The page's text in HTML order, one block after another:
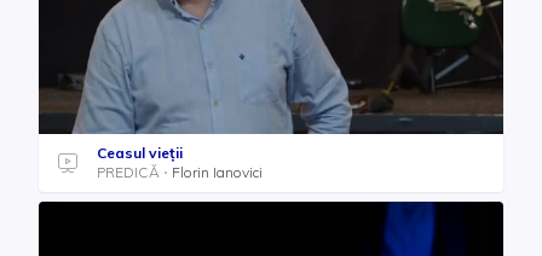
Ceasul vieții
PREDICĂ
Florin Ianovici